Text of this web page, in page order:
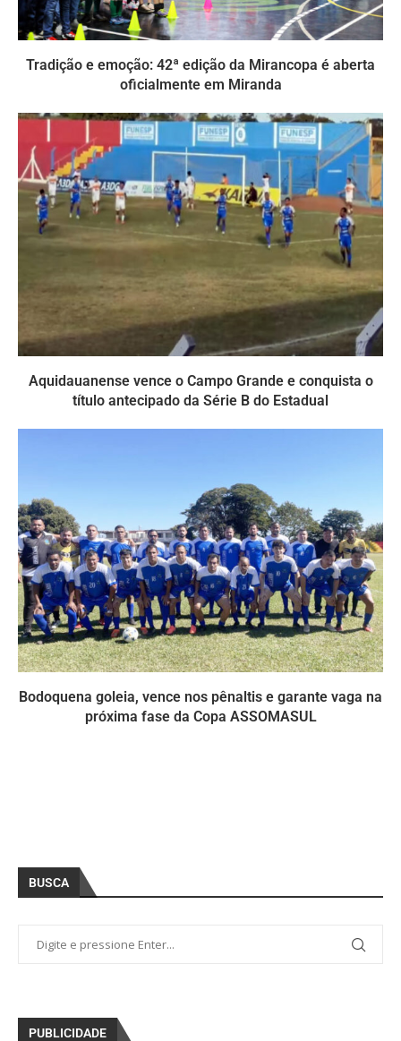
Tradição e emoção: 42ª edição da Mirancopa é aberta
oficialmente em Miranda
Aquidauanense vence o Campo Grande e conquista o
título antecipado da Série B do Estadual
Bodoquena goleia, vence nos pênaltis e garante vaga na
próxima fase da Copa ASSOMASUL
BUSCA
PUBLICIDADE